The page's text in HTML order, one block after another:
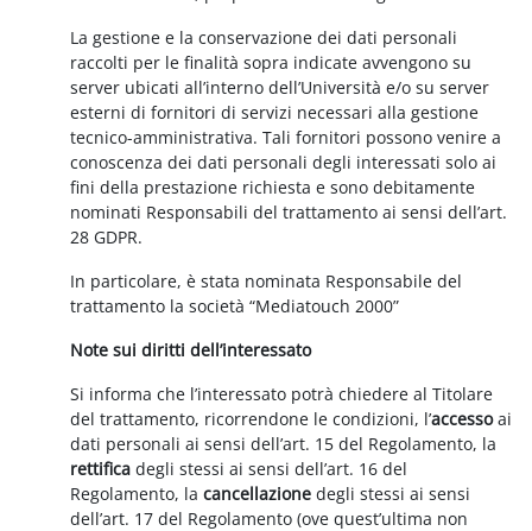
La gestione e la conservazione dei dati personali
raccolti per le finalità sopra indicate avvengono su
server ubicati all’interno dell’Università e/o su server
esterni di fornitori di servizi necessari alla gestione
tecnico-amministrativa. Tali fornitori possono venire a
conoscenza dei dati personali degli interessati solo ai
fini della prestazione richiesta e sono debitamente
nominati Responsabili del trattamento ai sensi dell’art.
28 GDPR.
In particolare, è stata nominata Responsabile del
trattamento la società “Mediatouch 2000”
Note sui diritti dell’interessato
Si informa che l’interessato potrà chiedere al Titolare
del trattamento, ricorrendone le condizioni, l’accessoai
dati personali ai sensi dell’art. 15 del Regolamento, la
rettificadegli stessi ai sensi dell’art. 16 del
Regolamento, lacancellazione degli stessi ai sensi
dell’art. 17 del Regolamento (ove quest’ultima non